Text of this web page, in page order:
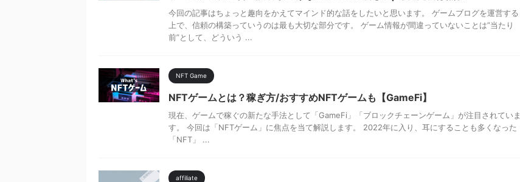
今回の記事はちょっと趣向をかえてマインド的な話をしたいと思います。 ゲームブログを運営する
上で、信頼の構築っていうのは最も大切な部分です。 ゲーム情報が間違っていないことは”当たり
前”として、どういう ...
NFT Game
NFTゲームとは？稼ぎ方/おすすめNFTゲームも【GameFi】
現在、ゲームで稼ぐの新たな手法として「GameFi」「ブロックチェーンゲーム」が注目されていま
す。 今回は「NFTゲーム」に焦点を当て解説します。 2022年に入り、耳にすることも多くなった
「NFT」 ...
affiliate